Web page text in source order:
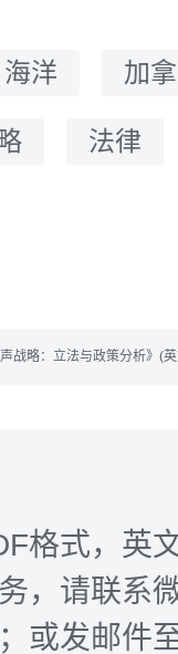
海洋 加
法律
战略：立法与政策分析》(
格式，英
，请联系
或发邮件